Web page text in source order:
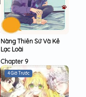
Nàng Thiên Sứ Và Kẻ
Lạc Loài
Chapter 9
4 Giờ Trước